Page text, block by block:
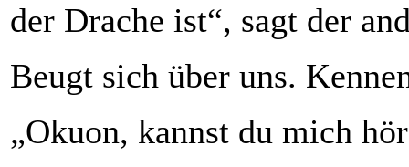
der Drache ist“, sagt der
Beugt sich über uns.
„Okuon, kannst du mich